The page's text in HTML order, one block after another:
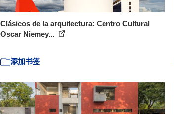
Clásicos de la arquitectura: Centro Cultural
Oscar Niemey...
添加书签